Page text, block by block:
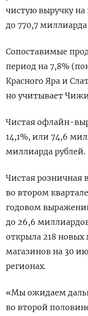
чистую выручку
до 770,7
Сопоставимые
период на 7,8%
Красного Яра и
но учитывает
Чистая офлайн-
14,1%, или 74,6
миллиарда рублей.
Чистая розничная
во втором
годовом
до 26,6
открыла 218 новых
магазинов на 30
регионах.
«Мы ожидаем
во второй